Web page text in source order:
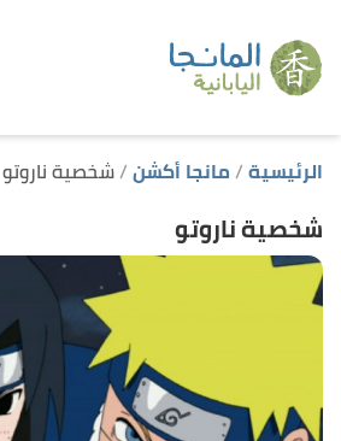
الرئيسية مانجا أكشن شخصية ناروتو
شخصية ناروتو